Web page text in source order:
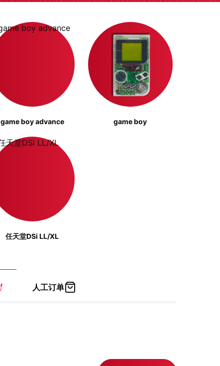
game boy advance game boy
任天堂DSi LL/XL
人工订单